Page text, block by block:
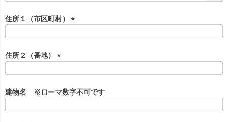
須
)
住所１（市区町村）
)
住所２（番地）
須
)
建物名 ※ローマ数字不可です